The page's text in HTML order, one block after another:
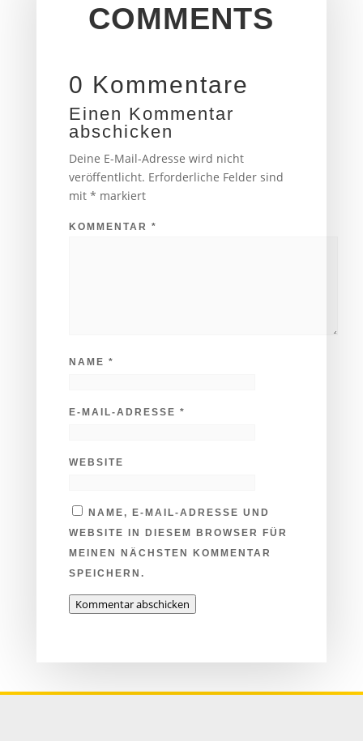
COMMENTS
0 Kommentare
Einen Kommentar
abschicken
Deine E-Mail-Adresse wird nicht
veröffentlicht. Erforderliche Felder sind
mit * markiert
KOMMENTAR *
NAME *
E-MAIL-ADRESSE *
WEBSITE
NAME, E-MAIL-ADRESSE UND
WEBSITE IN DIESEM BROWSER FÜR
MEINEN NÄCHSTEN KOMMENTAR
SPEICHERN.
Kommentar abschicken